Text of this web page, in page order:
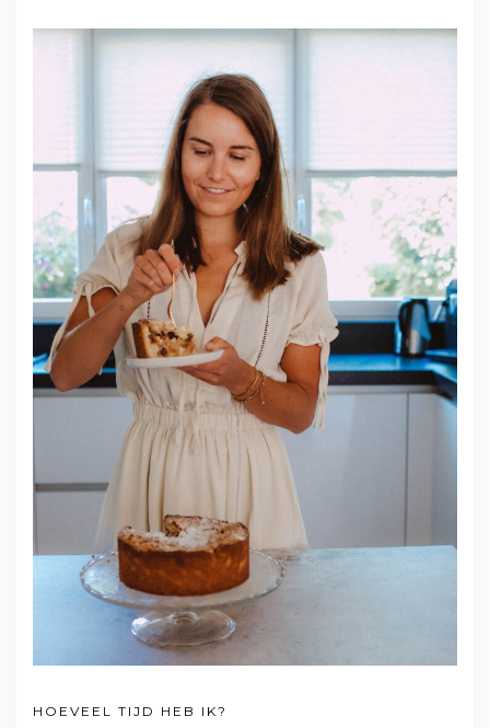
HOEVEEL TIJD HEB IK?